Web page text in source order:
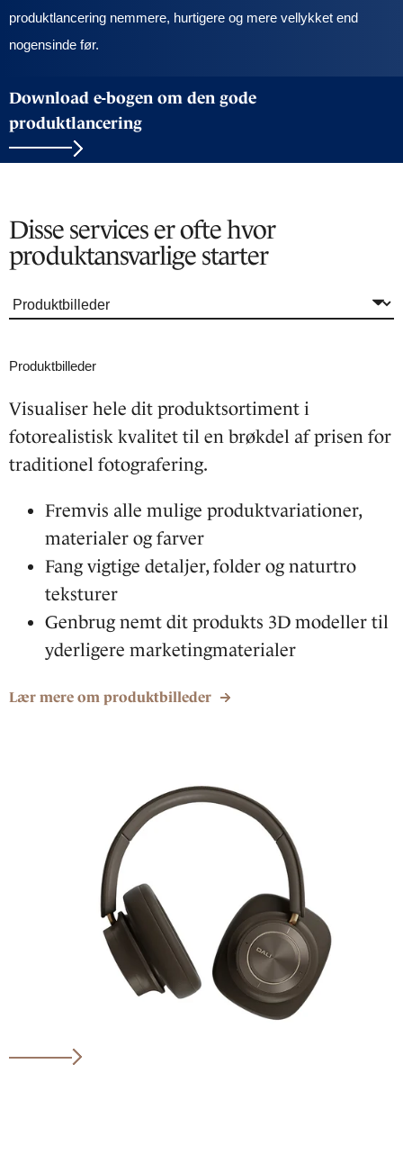
produktlancering nemmere, hurtigere og mere vellykket end
nogensinde før.
Download e-bogen om den gode
produktlancering
Disse services er ofte hvor
produktansvarlige starter
Produktbilleder
Visualiser hele dit produktsortiment i
fotorealistisk kvalitet til en brøkdel af prisen for
traditionel fotografering.
Fremvis alle mulige produktvariationer,
materialer og farver
Fang vigtige detaljer, folder og naturtro
teksturer
Genbrug nemt dit produkts 3D modeller til
yderligere marketingmaterialer
Lær mere om produktbilleder